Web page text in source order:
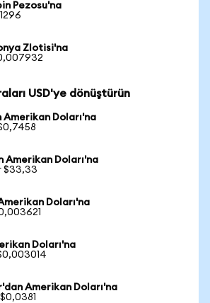
Pezosu'na
Zlotisi'na
USD'ye dönüştürün
Amerikan Doları'na
Amerikan Doları'na
$33,33
Doları'na
Doları'na
Amerikan Doları'na